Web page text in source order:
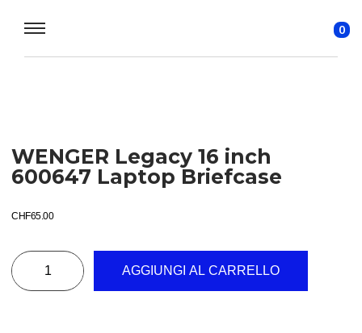
0
WENGER Legacy 16 inch
600647 Laptop Briefcase
CHF65.00
AGGIUNGI AL CARRELLO